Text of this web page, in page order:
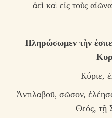
ἀεὶ καὶ εἰς τοὺς
Πληρώσωμεν τὴν
Κύριε,
Ἀντιλαβοῦ, σῶσον,
Θεός, τῇ